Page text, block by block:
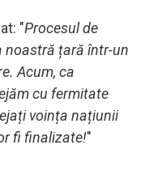
"Procesul de
noastră țară într-un
Acum, ca
cu fermitate
voința națiunii
fi finalizate!"